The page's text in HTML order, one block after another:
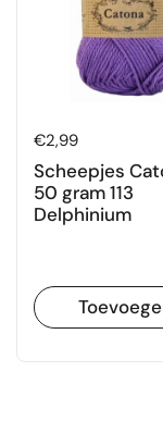
Prijs:
€2,99
Scheepjes
50 gram 113
Delphinium